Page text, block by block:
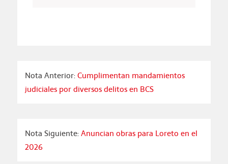
Nota Anterior:Cumplimentan mandamientos
judiciales por diversos delitos en BCS
Nota Siguiente:Anuncian obras para Loreto en el
2026